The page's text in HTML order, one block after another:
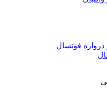
دروازه فوتسال